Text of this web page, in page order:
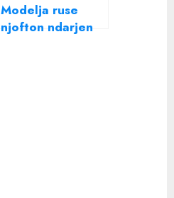
Modelja ruse
njofton ndarjen